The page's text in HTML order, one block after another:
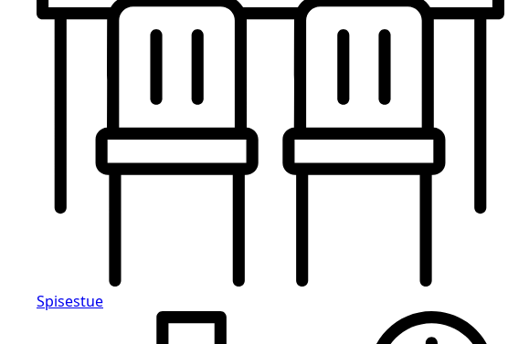
Spisestue